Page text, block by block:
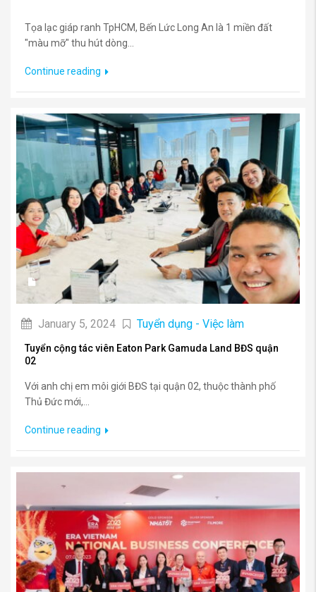
Tọa lạc giáp ranh TpHCM, Bến Lức Long An là 1 miền đất
"màu mỡ" thu hút dòng...
Continue reading
January 5, 2024 Tuyển dụng - Việc làm
Tuyển cộng tác viên Eaton Park Gamuda Land BĐS quận
02
Với anh chị em môi giới BĐS tại quận 02, thuộc thành phố
Thủ Đức mới,...
Continue reading